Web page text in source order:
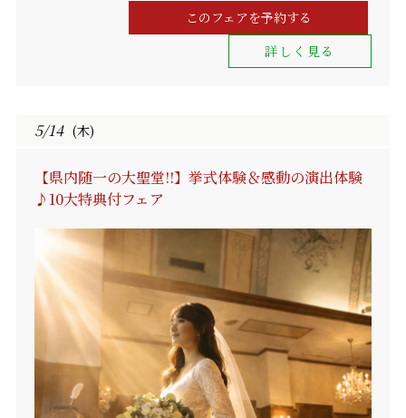
このフェアを予約する
詳しく見る
5/14 (木)
【県内随一の大聖堂!!】挙式体験＆感動の演出体験
♪10大特典付フェア